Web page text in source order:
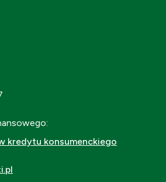
kredytu konsumenckiego